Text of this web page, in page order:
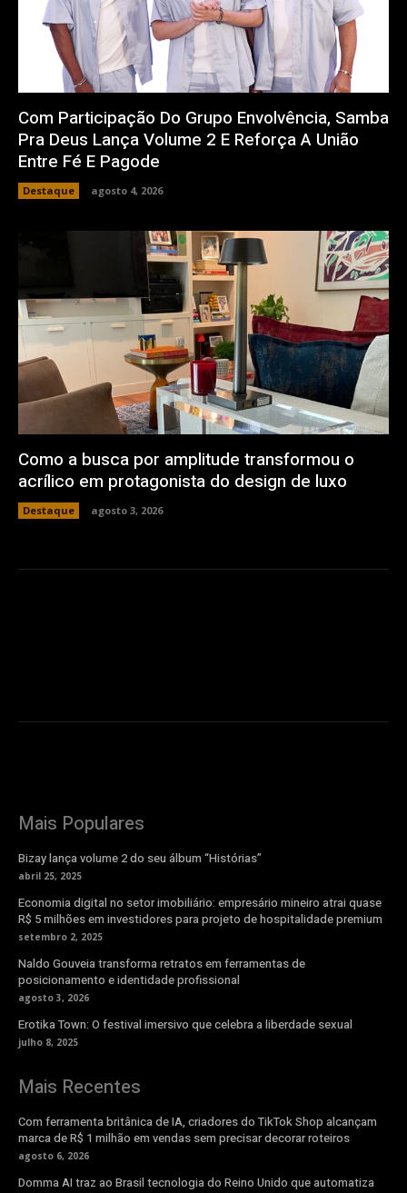
Com Participação Do Grupo Envolvência, Samba
Pra Deus Lança Volume 2 E Reforça A União
Entre Fé E Pagode
Destaque agosto 4, 2026
Como a busca por amplitude transformou o
acrílico em protagonista do design de luxo
Destaque agosto 3, 2026
Mais Populares
Bizay lança volume 2 do seu álbum “Histórias”
abril 25, 2025
Economia digital no setor imobiliário: empresário mineiro atrai quase
R$ 5 milhões em investidores para projeto de hospitalidade premium
setembro 2, 2025
Naldo Gouveia transforma retratos em ferramentas de
posicionamento e identidade profissional
agosto 3, 2026
Erotika Town: O festival imersivo que celebra a liberdade sexual
julho 8, 2025
Mais Recentes
Com ferramenta britânica de IA, criadores do TikTok Shop alcançam
marca de R$ 1 milhão em vendas sem precisar decorar roteiros
agosto 6, 2026
Domma AI traz ao Brasil tecnologia do Reino Unido que automatiza